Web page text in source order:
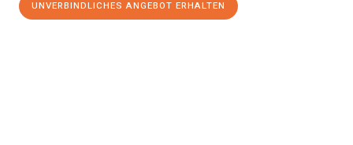
UNVERBINDLICHES ANGEBOT ERHALTEN